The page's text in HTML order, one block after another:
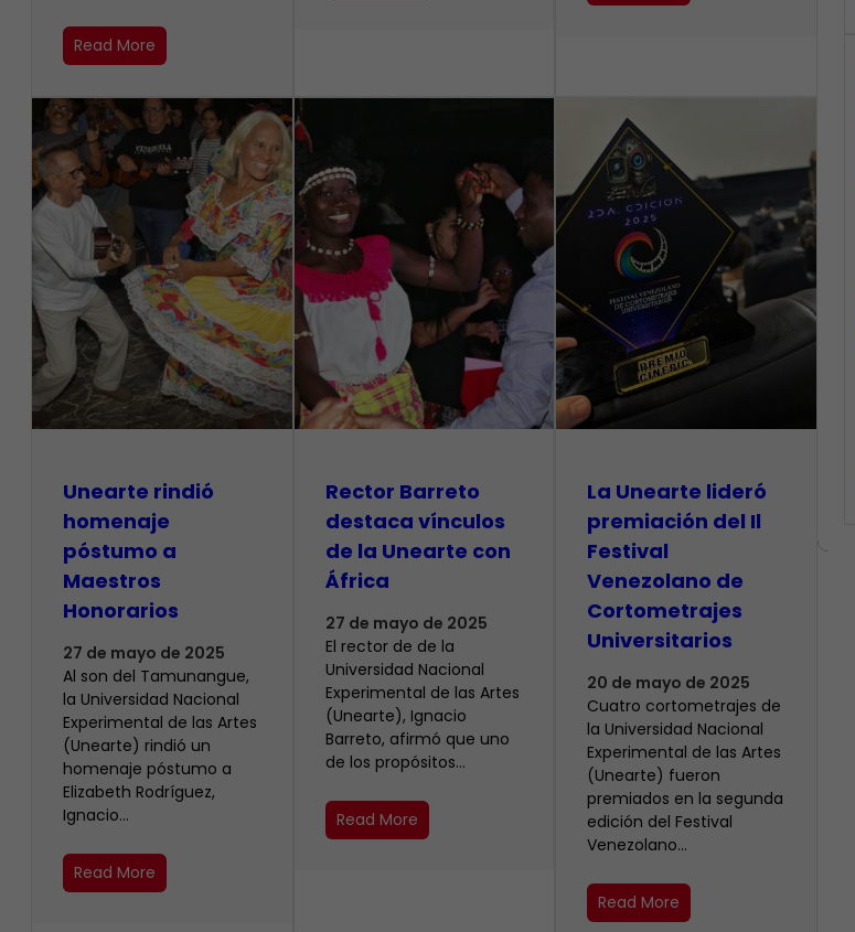
Read More
Unearte rindió
homenaje
póstumo a
Maestros
Honorarios
27 de mayo de 2025
Al son del Tamunangue,
la Universidad Nacional
Experimental de las Artes
(Unearte) rindió un
homenaje póstumo a
Elizabeth Rodríguez,
Ignacio…
Read More
Rector Barreto
destaca vínculos
de la Unearte con
África
27 de mayo de 2025
El rector de de la
Universidad Nacional
Experimental de las Artes
(Unearte), Ignacio
Barreto, afirmó que uno
de los propósitos…
Read More
La Unearte lideró
premiación del Il
Festival
Venezolano de
Cortometrajes
Universitarios
20 de mayo de 2025
Cuatro cortometrajes de
la Universidad Nacional
Experimental de las Artes
(Unearte) fueron
premiados en la segunda
edición del Festival
Venezolano…
Read More